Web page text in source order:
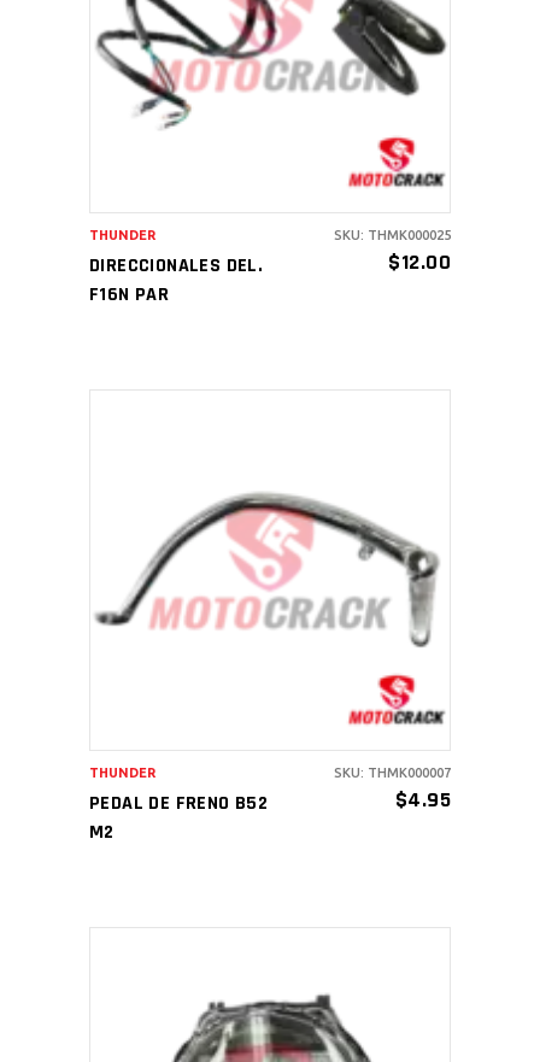
AÑADIR AL CARRITO
DIRECCIONALES DEL.
F16N PAR
$12.00
THUNDER SKU: THMK000025
AÑADIR AL CARRITO
PEDAL DE FRENO B52
M2
$4.95
THUNDER SKU: THMK000007